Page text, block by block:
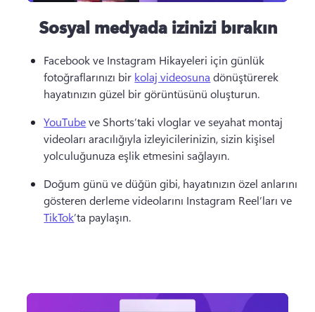
Sosyal medyada izinizi bırakın
Facebook ve Instagram Hikayeleri için günlük
fotoğraflarınızı bir kolaj videosuna dönüştürerek
hayatınızın güzel bir görüntüsünü oluşturun.
YouTube ve Shorts’taki vloglar ve seyahat montaj
videoları aracılığıyla izleyicilerinizin, sizin kişisel
yolculuğunuza eşlik etmesini sağlayın.
Doğum günü ve düğün gibi, hayatınızın özel anlarını
gösteren derleme videolarını Instagram Reel’ları ve
TikTok’ta paylaşın.